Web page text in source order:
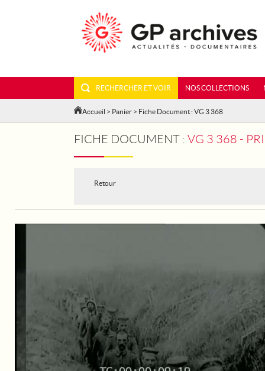
RECHERCHER ET VOIR NOS COLLECTIONS
Accueil > Panier > Fiche Document : VG 3 368
FICHE DOCUMENT : VG 3 368 -
Retour